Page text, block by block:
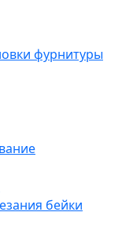
фурнитуры
бейки